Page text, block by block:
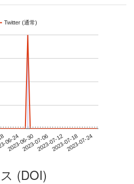
Twitter (通常)
06-24
2023-06-302023-07-062023-07-122023-07-182023-07-24
(DOI)